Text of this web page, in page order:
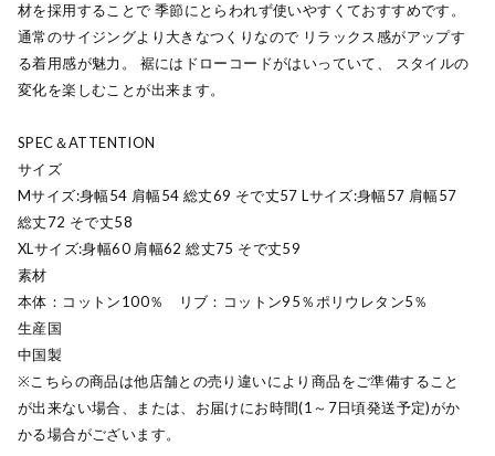
材を採用することで 季節にとらわれず使いやすくておすすめです。
通常のサイジングより大きなつくりなので リラックス感がアップす
る着用感が魅力。 裾にはドローコードがはいっていて、 スタイルの
変化を楽しむことが出来ます。
SPEC＆ATTENTION
サイズ
Mサイズ:身幅54 肩幅54 総丈69 そで丈57 Lサイズ:身幅57 肩幅57
総丈72 そで丈58
XLサイズ:身幅60 肩幅62 総丈75 そで丈59
素材
本体：コットン100％ リブ：コットン95％ポリウレタン5％
生産国
中国製
※こちらの商品は他店舗との売り違いにより商品をご準備すること
が出来ない場合、または、お届けにお時間(1～7日頃発送予定)がか
かる場合がございます。